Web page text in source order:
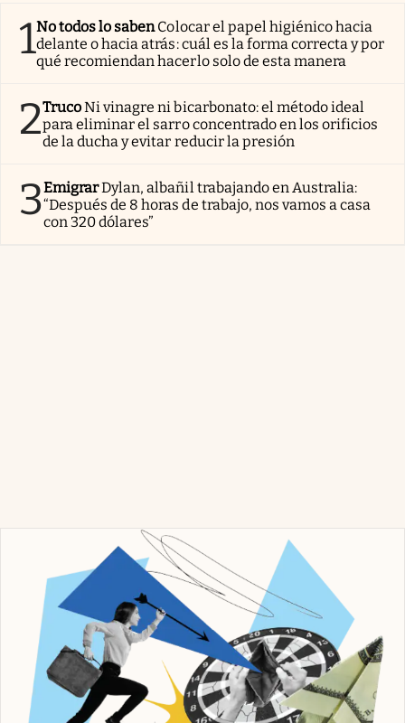
1No todos lo sabenColocar el papel higiénico hacia
delante o hacia atrás: cuál es la forma correcta y por
qué recomiendan hacerlo solo de esta manera
2TrucoNi vinagre ni bicarbonato: el método ideal
para eliminar el sarro concentrado en los orificios
de la ducha y evitar reducir la presión
3EmigrarDylan, albañil trabajando en Australia:
“Después de 8 horas de trabajo, nos vamos a casa
con 320 dólares”